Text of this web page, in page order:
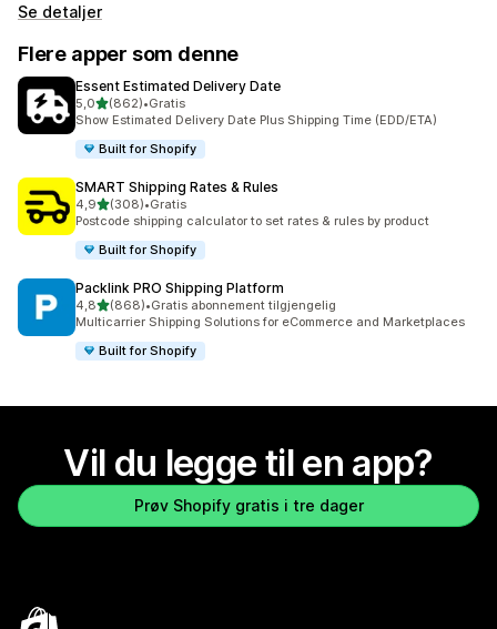
Se detaljer
Flere apper som denne
Essent Estimated Delivery Date
5,0av 5 stjerner
(862)
Totalt 862 omtaler
•Gratis
Show Estimated Delivery Date Plus Shipping Time (EDD/ETA)
Built for Shopify
SMART Shipping Rates & Rules
4,9av 5 stjerner
(308)
Totalt 308 omtaler
•Gratis
Postcode shipping calculator to set rates & rules by product
Built for Shopify
Packlink PRO Shipping Platform
4,8av 5 stjerner
(868)
Totalt 868 omtaler
•Gratis abonnement tilgjengelig
Multicarrier Shipping Solutions for eCommerce and Marketplaces
Built for Shopify
Vil du legge til en app?
Prøv Shopify gratis i tre dager